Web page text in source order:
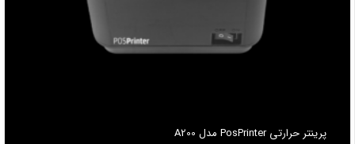
پرينتر حرارتی PosPrinter مدل A200